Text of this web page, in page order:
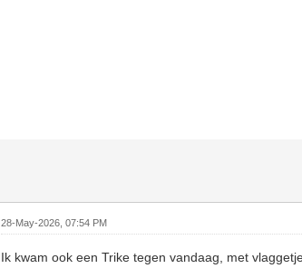
28-May-2026, 07:54 PM
Ik kwam ook een Trike tegen vandaag, met